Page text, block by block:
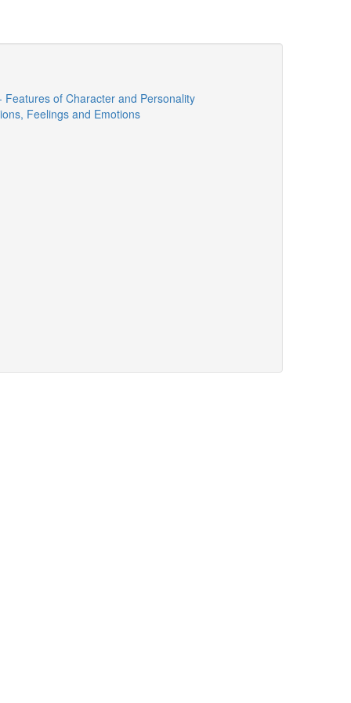
of Character and Personality
Feelings and Emotions